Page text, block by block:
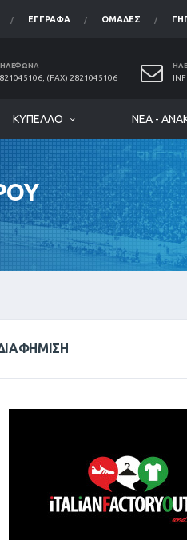
ΈΓΓΡΑΦΑ ΟΜΆΔΕΣ
(FAX) 2821045106
ΚΎΠΕΛΛΟ ΝΈΑ -